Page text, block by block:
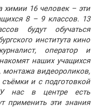
химии 16 человек – эти
8 – 9 классов. 13
будут обучаться
института кино
оператор и
наших учащихся
монтажа видеороликов,
и с подготовкой
У нас в центре есть
применить эти знания